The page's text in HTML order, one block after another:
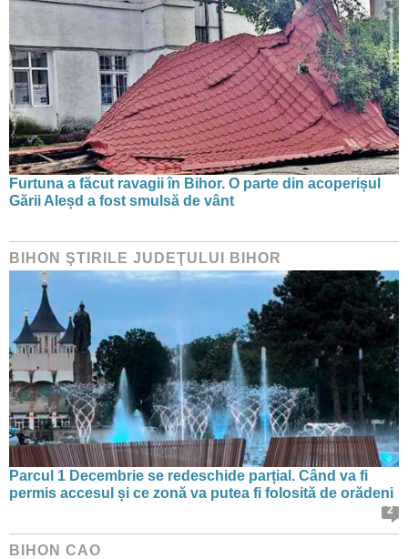
Furtuna a făcut ravagii în Bihor. O parte din acoperișul
Gării Aleșd a fost smulsă de vânt
BIHON ŞTIRILE JUDEŢULUI BIHOR
Parcul 1 Decembrie se redeschide parțial. Când va fi
permis accesul și ce zonă va putea fi folosită de orădeni
2
BIHON CAO